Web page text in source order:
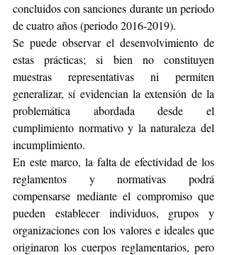
concluidos con sanciones durante un periodo
de cuatro años (periodo 2016-2019).
Se puede observar el desenvolvimiento de
estas prácticas; si bien no constituyen
muestras representativas ni permiten
generalizar, sí evidencian la extensión de la
problemática abordada desde el
cumplimiento normativo y la naturaleza del
incumplimiento.
En este marco, la falta de efectividad de los
reglamentos y normativas podrá
compensarse mediante el compromiso que
pueden establecer individuos, grupos y
organizaciones con los valores e ideales que
originaron los cuerpos reglamentarios, pero